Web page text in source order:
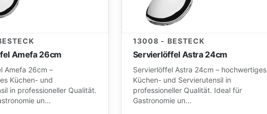
Amefa 26cm
Amefa 26cm –
Küchen- und
in professioneller Qualität.
un...
13008 - BESTECK
Servierlöffel Astra 24cm
Servierlöffel Astra 24cm – hochwertiges
Küchen- und Servierutensil in
professioneller Qualität. Ideal für
Gastronomie un...